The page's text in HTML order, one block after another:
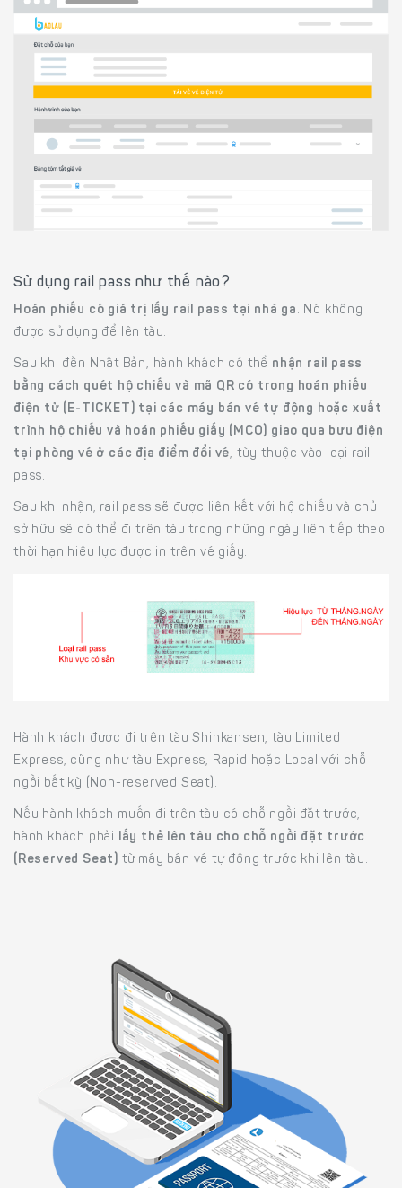
Sử dụng rail pass như thế nào?
Hoán phiếu có giá trị lấy rail pass tại nhà ga . Nó không
được sử dụng để lên tàu.
Sau khi đến Nhật Bản, hành khách có thể nhận rail pass
bằng cách quét hộ chiếu và mã QR có trong hoán phiếu
điện tử (E-TICKET) tại các máy bán vé tự động hoặc xuất
trình hộ chiếu và hoán phiếu giấy (MCO) giao qua bưu điện
tại phòng vé ở các địa điểm đổi vé, tùy thuộc vào loại rail
pass.
Sau khi nhận, rail pass sẽ được liên kết với hộ chiếu và chủ
sở hữu sẽ có thể đi trên tàu trong những ngày liên tiếp theo
thời hạn hiệu lực được in trên vé giấy.
Hành khách được đi trên tàu Shinkansen, tàu Limited
Express, cũng như tàu Express, Rapid hoặc Local với chỗ
ngồi bất kỳ (Non-reserved Seat).
Nếu hành khách muốn đi trên tàu có chỗ ngồi đặt trước,
hành khách phải lấy thẻ lên tàu cho chỗ ngồi đặt trước
(Reserved Seat) từ máy bán vé tự động trước khi lên tàu.